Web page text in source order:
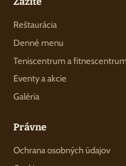
Reštaurácia
Denné menu
Teniscentrum a fitnescentrum
Eventy a akcie
Galéria
Právne
Ochrana osobných údajov